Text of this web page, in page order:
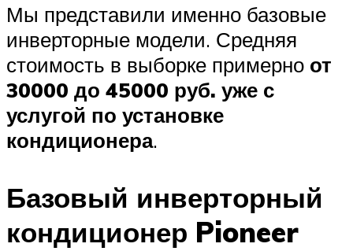
Мы представили именно базовые
инверторные модели. Средняя
стоимость в выборке примерно от
30000 до 45000 руб. уже с
услугой по установке
кондиционера.
Базовый инверторный
кондиционер Pioneer